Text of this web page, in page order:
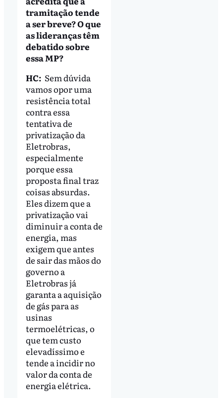
tramitação tende
a ser breve? O que
as lideranças têm
debatido sobre
essa MP?
HC: Sem dúvida
vamos opor uma
resistência total
contra essa
tentativa de
privatização da
Eletrobras,
especialmente
porque essa
proposta final traz
coisas absurdas.
Eles dizem que a
privatização vai
diminuir a conta de
energia, mas
exigem que antes
de sair das mãos do
governo a
Eletrobras já
garanta a aquisição
de gás para as
usinas
termoelétricas, o
que tem custo
elevadíssimo e
tende a incidir no
valor da conta de
energia elétrica.